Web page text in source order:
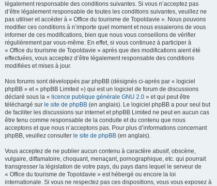
légalement responsable des conditions suivantes. Si vous n’acceptez pas
d’être légalement responsable de toutes les conditions suivantes, veuillez ne
pas utiliser et accéder à « Office du tourisme de Topoldavie ». Nous pouvons
modifier ces conditions à n’importe quel moment et nous essaierons de vous
informer de ces modifications, bien que nous vous conseillons de vérifier
régulièrement par vous-même. En effet, si vous continuez à participer à
« Office du tourisme de Topoldavie » après que des modifications aient été
effectuées, vous acceptez d’être légalement responsable des conditions
modifiées et mises à jour.
Nos forums sont développés par phpBB (désignés ci-après par « logiciel
phpBB » et « phpBB Limited ») qui est un logiciel de forum de discussions
déclaré sous la « licence publique générale GNU 2.0 » et qui peut être
téléchargé sur le site de phpBB (en anglais). Le logiciel phpBB a pour seul but
de faciliter les discussions sur internet et phpBB Limited ne peut en aucun cas
être tenu comme responsable de la conduite et du contenu que nous
acceptons et que nous n’acceptons pas. Pour plus d’informations concernant
phpBB, veuillez consulter le site de phpBB (en anglais).
Vous acceptez de ne publier aucun contenu à caractère abusif, obscène,
vulgaire, diffamatoire, choquant, menaçant, pornographique, etc. qui pourrait
transgresser la législation de votre pays, du pays dans lequel le serveur de
« Office du tourisme de Topoldavie » est hébergé ou encore la loi
internationale. Si vous ne respectez pas ces dispositions, vous vous exposez à